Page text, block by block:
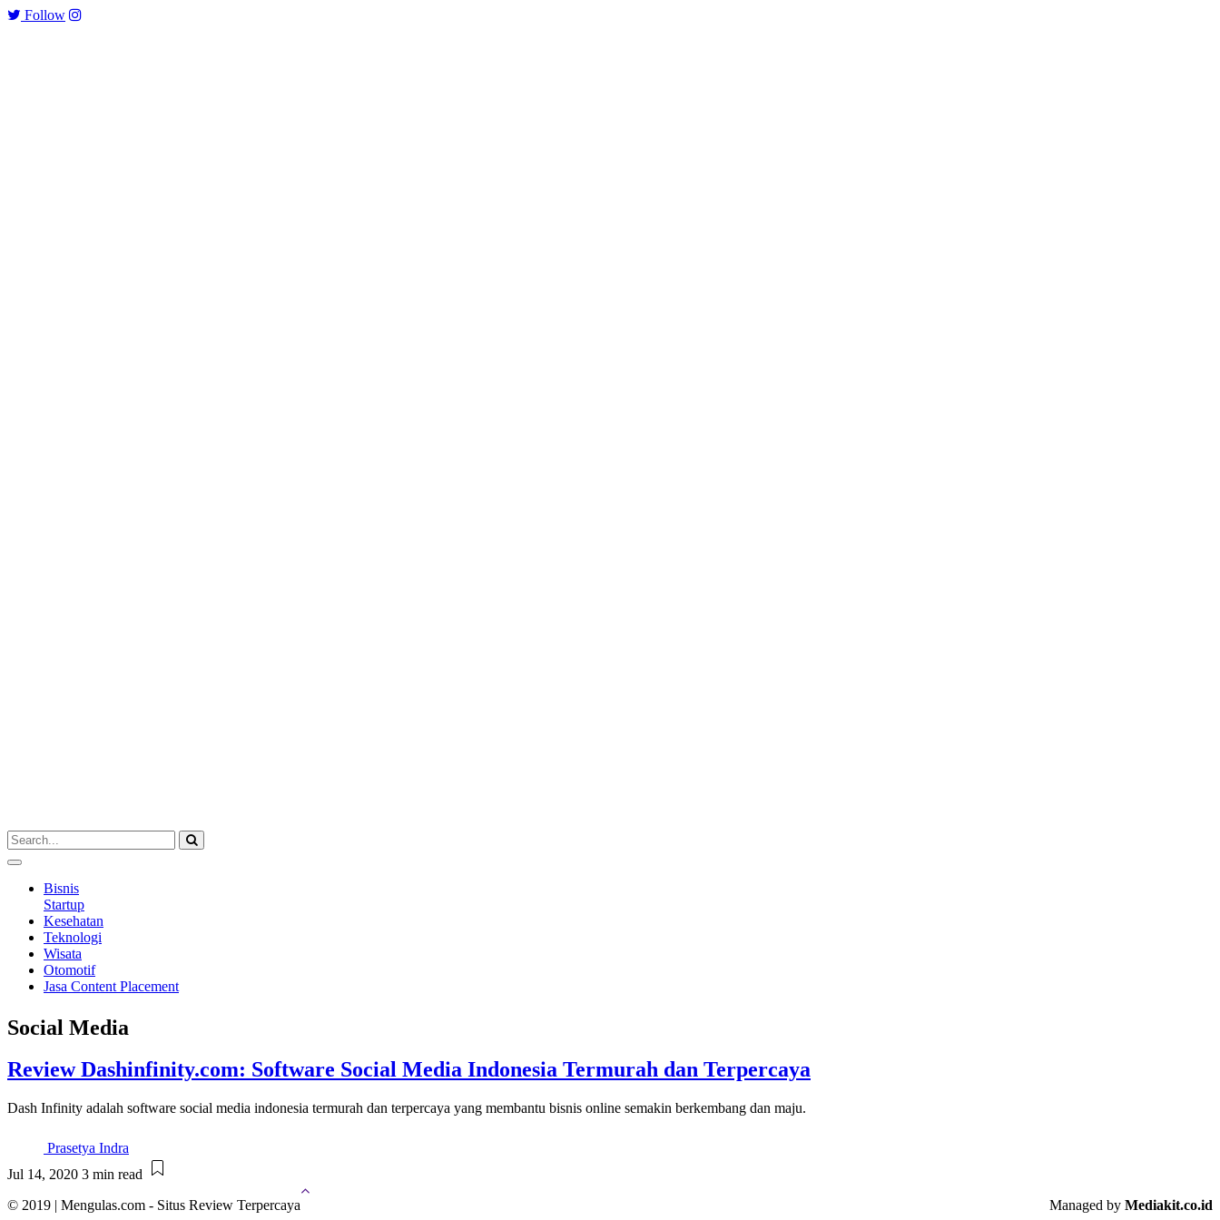
Follow
Bisnis
Startup
Kesehatan
Teknologi
Wisata
Otomotif
Jasa Content Placement
Social Media
Review Dashinfinity.com: Software Social Media Indonesia Termurah dan Terpercaya
Dash Infinity adalah software social media indonesia termurah dan terpercaya yang membantu bisnis online semakin berkembang dan maju.
Prasetya Indra
Jul 14, 2020 3 min read
© 2019 | Mengulas.com - Situs Review Terpercaya
Managed by Mediakit.co.id